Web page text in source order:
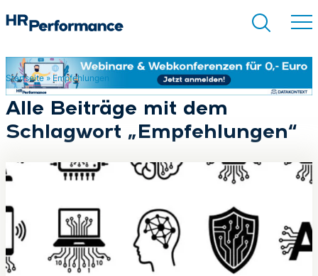
Suchen
Startseite» Empfehlungen
Alle Beiträge mit dem
Schlagwort „Empfehlungen“